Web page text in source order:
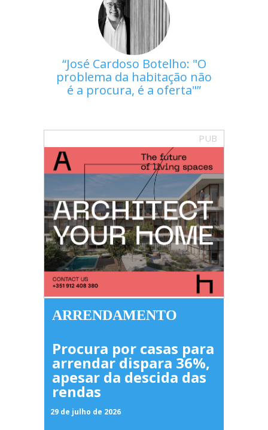
José Cardoso Botelho: "O
problema da habitação não
é a procura, é a oferta"
PUB
ARRENDAMENTO
Procura por casas para
arrendar dispara 36%,
apesar da descida das
rendas
29 de julho de 2026